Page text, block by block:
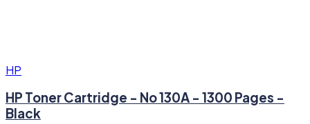
HP
HP Toner Cartridge - No 130A - 1300 Pages -
Black